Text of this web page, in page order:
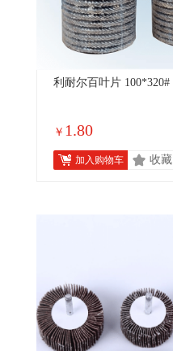
利耐尔百叶片 100*320#
￥ 1.80
加入购物车 收藏